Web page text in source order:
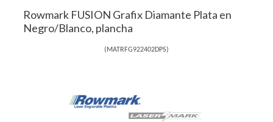
Rowmark FUSION Grafix Diamante Plata en
Negro/Blanco, plancha
( MATRFG922402DPS)